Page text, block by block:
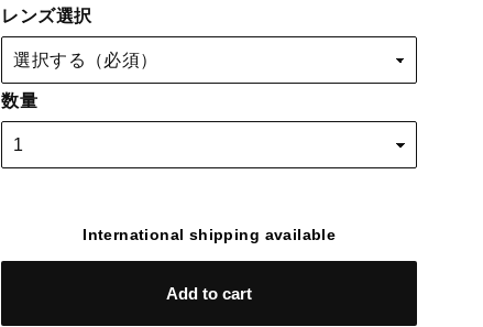
レンズ選択
数量
International shipping available
Add to cart